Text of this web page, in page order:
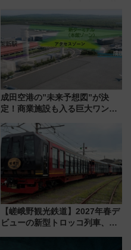
火前に楽しむ仙台観光ルートま
で解説！
成田空港の”未来予想図”が決
定！商業施設も入る巨大ワンタ
で新型特急が品川･羽田とを結
ぶ！ JR空港駅は2面3線化！
【嵯峨野観光鉄道】2027年春デ
ビューの新型トロッコ列車、い